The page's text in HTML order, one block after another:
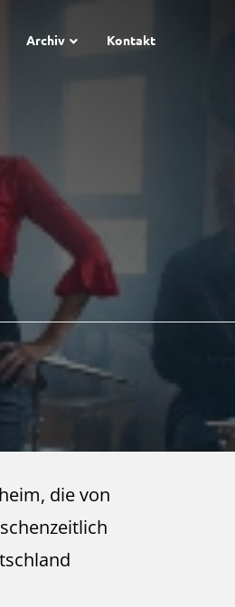
Archiv Kontakt
die von